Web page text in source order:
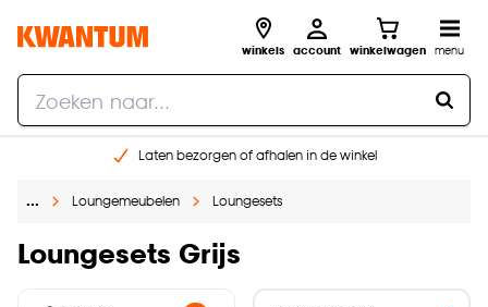
winkels account winkelwagen menu
Laten bezorgen of afhalen in de winkel
Gratis raam advies en inmeten aan huis
… Loungemeubelen Loungesets
Loungesets Grijs